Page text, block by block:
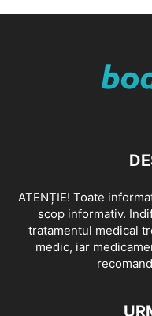
ATENȚIE! Toate
scop informativ.
tratamentul medical
medic, iar